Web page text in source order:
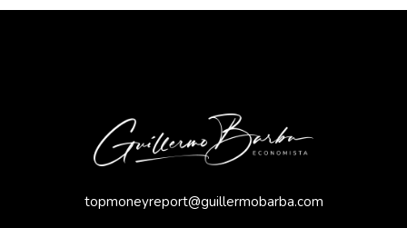
topmoneyreport@guillermobarba.com